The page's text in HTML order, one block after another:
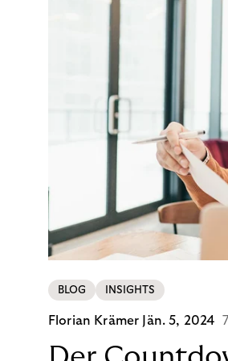
BLOG INSIGHTS
Florian Krämer Jän. 5, 2024